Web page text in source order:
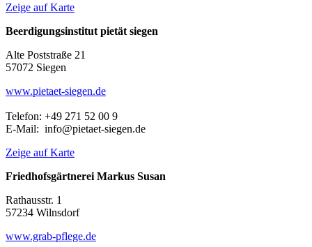
Zeige auf Karte
Beerdigungsinstitut pietät siegen
Alte Poststraße 21
57072 Siegen
www.pietaet-siegen.de
Telefon: +49 271 52 00 9
E-Mail: info@pietaet-siegen.de
Zeige auf Karte
Friedhofsgärtnerei Markus Susan
Rathausstr. 1
57234 Wilnsdorf
www.grab-pflege.de